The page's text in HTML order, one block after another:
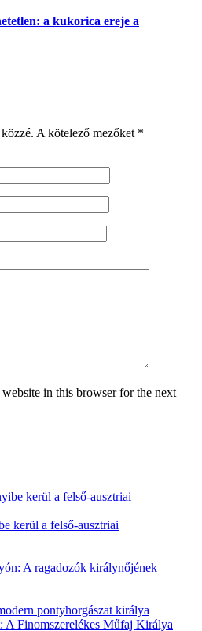
a kukorica ereje a
A kötelező mezőket *
in this browser for the next
kerül a felső-ausztriai
A ragadozók királynőjének
pontyhorgászat királya